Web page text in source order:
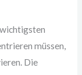
müssen,
Die